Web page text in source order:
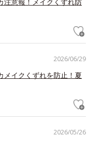
2026/06/29
メイクくずれを防止！夏
2026/05/26